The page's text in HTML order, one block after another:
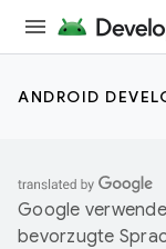
ANDROID
Google
bevorzugte